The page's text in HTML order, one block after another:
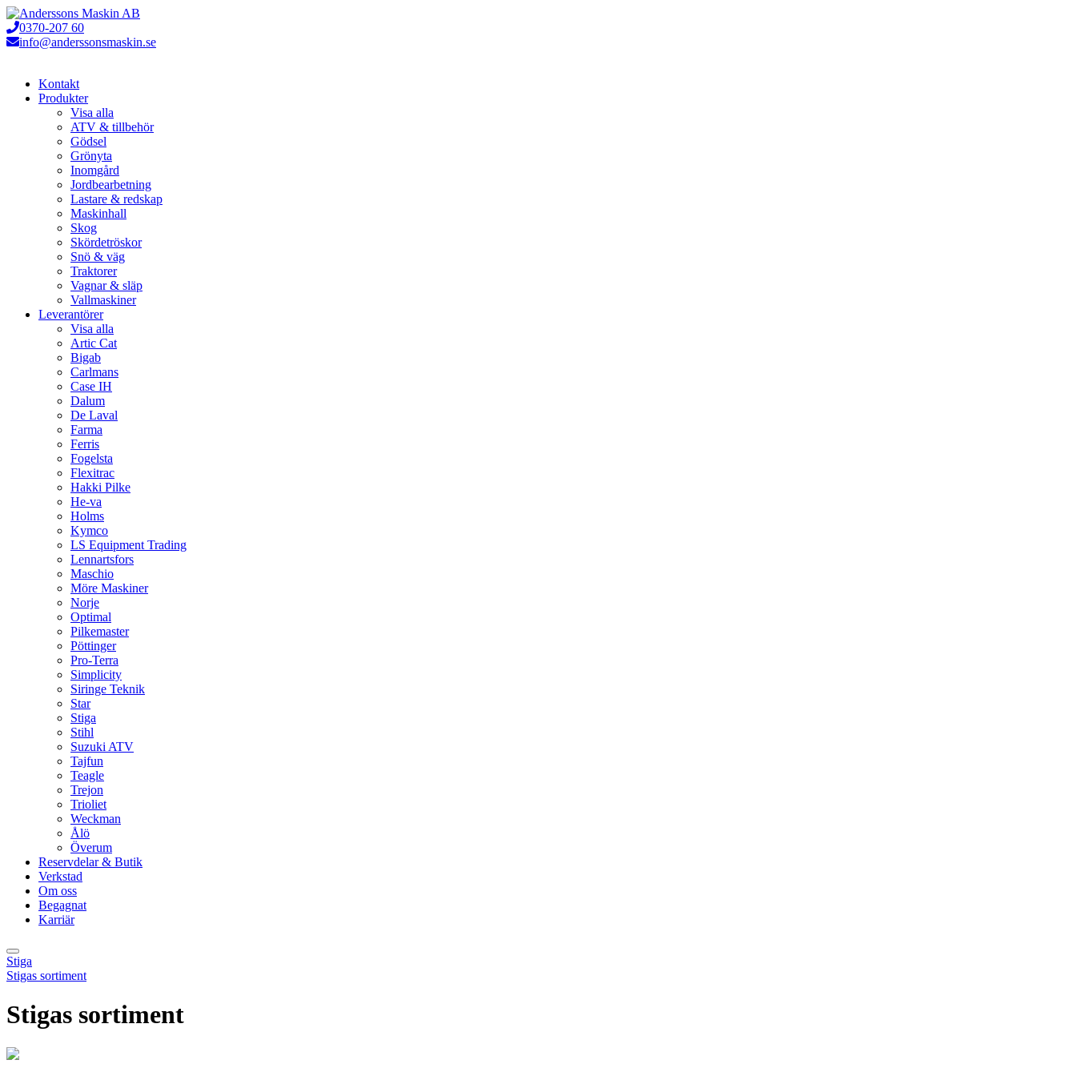
Hoppa
till
innehåll
0370-207 60
info@anderssonsmaskin.se
Kontakt
Produkter
Visa alla
ATV & tillbehör
Gödsel
Grönyta
Inomgård
Jordbearbetning
Lastare & redskap
Maskinhall
Skog
Skördetröskor
Snö & väg
Traktorer
Vagnar & släp
Vallmaskiner
Leverantörer
Visa alla
Artic Cat
Bigab
Carlmans
Case IH
Dalum
De Laval
Farma
Ferris
Fogelsta
Flexitrac
Hakki Pilke
He-va
Holms
Kymco
LS Equipment Trading
Lennartsfors
Maschio
Möre Maskiner
Norje
Optimal
Pilkemaster
Pöttinger
Pro-Terra
Simplicity
Siringe Teknik
Star
Stiga
Stihl
Suzuki ATV
Tajfun
Teagle
Trejon
Trioliet
Weckman
Ålö
Överum
Reservdelar & Butik
Verkstad
Om oss
Begagnat
Karriär
Stiga
Stigas sortiment
Stigas sortiment